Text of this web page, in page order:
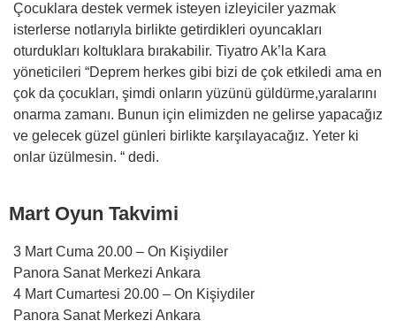
Çocuklara destek vermek isteyen izleyiciler yazmak
isterlerse notlarıyla birlikte getirdikleri oyuncakları
oturdukları koltuklara bırakabilir. Tiyatro Ak’la Kara
yöneticileri “Deprem herkes gibi bizi de çok etkiledi ama en
çok da çocukları, şimdi onların yüzünü güldürme,yaralarını
onarma zamanı. Bunun için elimizden ne gelirse yapacağız
ve gelecek güzel günleri birlikte karşılayacağız. Yeter ki
onlar üzülmesin. “ dedi.
Mart Oyun Takvimi
3 Mart Cuma 20.00 – On Kişiydiler
Panora Sanat Merkezi Ankara
4 Mart Cumartesi 20.00 – On Kişiydiler
Panora Sanat Merkezi Ankara